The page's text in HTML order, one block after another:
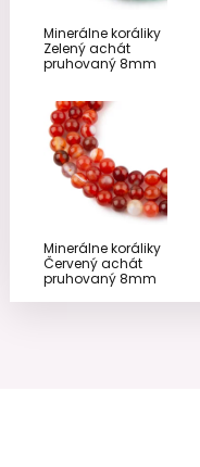
Minerálne koráliky
Zelený achát
pruhovaný 8mm
Minerálne koráliky
Červený achát
pruhovaný 8mm